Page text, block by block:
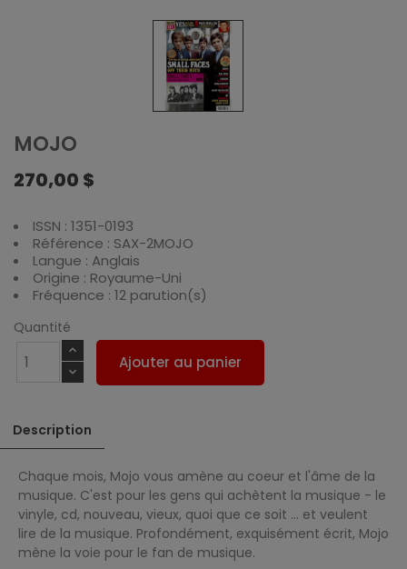
MOJO
270,00 $
ISSN : 1351-0193
Référence : SAX-2MOJO
Langue : Anglais
Origine : Royaume-Uni
Fréquence : 12 parution(s)
Quantité
Ajouter au panier
Description
Chaque mois, Mojo vous amène au coeur et l'âme de la
musique. C'est pour les gens qui achètent la musique - le
vinyle, cd, nouveau, vieux, quoi que ce soit ... et veulent
lire de la musique. Profondément, exquisément écrit, Mojo
mène la voie pour le fan de musique.